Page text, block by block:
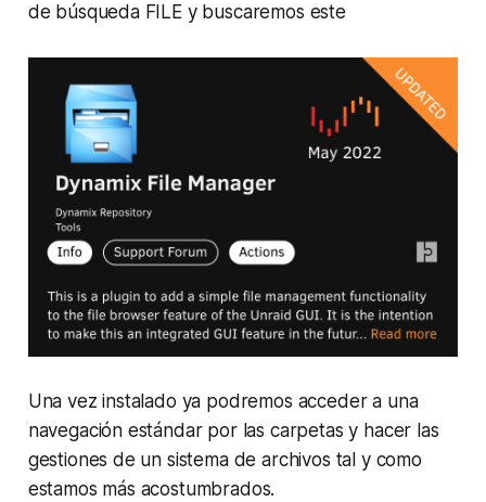
de búsqueda FILE y buscaremos este
Una vez instalado ya podremos acceder a una
navegación estándar por las carpetas y hacer las
gestiones de un sistema de archivos tal y como
estamos más acostumbrados.